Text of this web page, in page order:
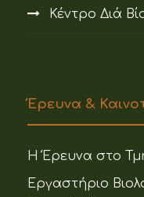
Κέντρο Διά
Έρευνα &
Η Έρευνα στο
Εργαστήριο